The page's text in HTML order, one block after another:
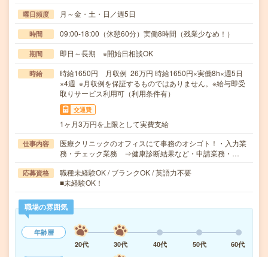
曜日頻度 月～金・土・日／週5日
時間 09:00-18:00（休憩60分）実働8時間（残業少なめ！）
期間 即日～長期 ※開始日相談OK
時給
時給1650円 月収例 26万円 時給1650円×実働8h×週5日
×4週 ※月収例を保証するものではありません。※給与即受
取りサービス利用可（利用条件有）
交通費
1ヶ月3万円を上限として実費支給
仕事内容
医療クリニックのオフィスにて事務のオシゴト！・入力業
務・チェック業務 ⇒健康診断結果など・申請業務・…
応募資格
職種未経験OK / ブランクOK / 英語力不要
■未経験OK！
職場の雰囲気
年齢層
20代
30代 40代 50代
60代